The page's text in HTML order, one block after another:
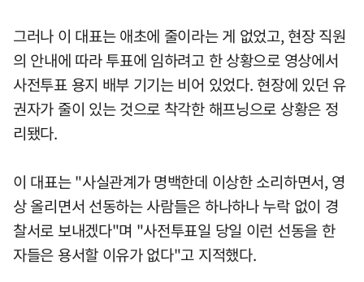
그러나 이 대표는 애초에 줄이라는 게 없었고, 현장 직원
의 안내에 따라 투표에 임하려고 한 상황으로 영상에서
사전투표 용지 배부 기기는 비어 있었다. 현장에 있던 유
권자가 줄이 있는 것으로 착각한 해프닝으로 상황은 정
리됐다.
이 대표는 "사실관계가 명백한데 이상한 소리하면서, 영
상 올리면서 선동하는 사람들은 하나하나 누락 없이 경
찰서로 보내겠다"며 "사전투표일 당일 이런 선동을 한
자들은 용서할 이유가 없다"고 지적했다.